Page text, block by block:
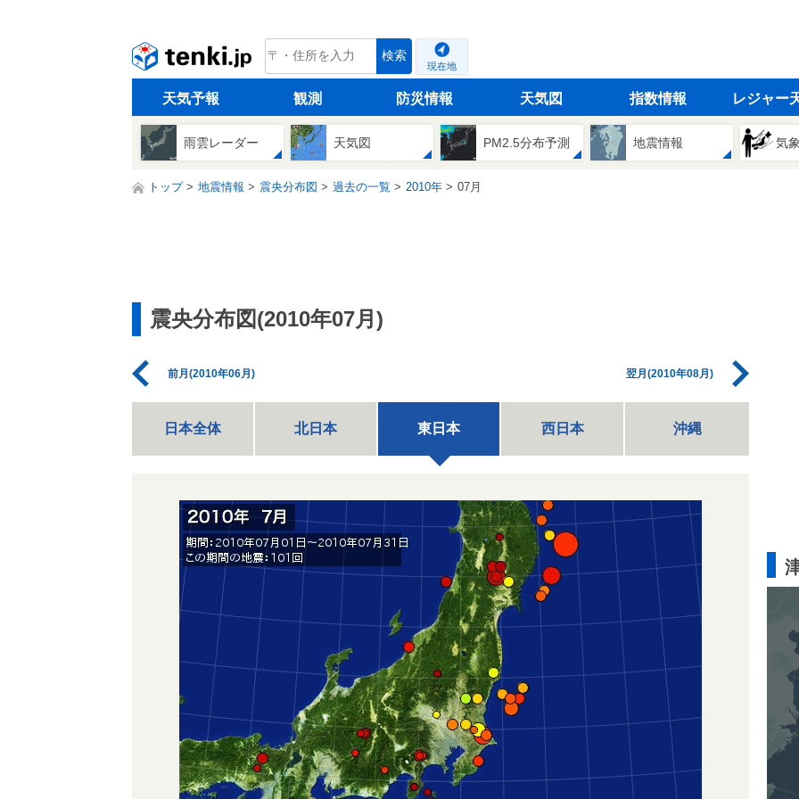
tenki.jp 検索
現在地
天気予報 観測 防災情報 天気図 指数情報 レジャー
雨雲レーダー 天気図 PM2.5分布予測 地震情報 気
トップ 地震情報 震央分布図 過去の一覧 2010年 07月
震央分布図(2010年07月)
前月(2010年06月) 翌月(2010年08月)
日本全体 北日本 東日本 西日本 沖縄